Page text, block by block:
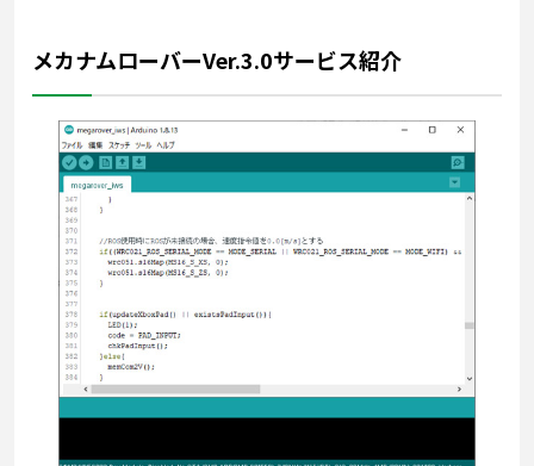
メカナムローバーVer.3.0サービス紹介